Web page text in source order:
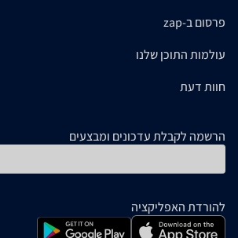
פרסום ב-zap
עולמות התוכן שלנו
חוות דעת
הרשמה לקבלת עדכונים ומבצעים
להורדת האפליקציה